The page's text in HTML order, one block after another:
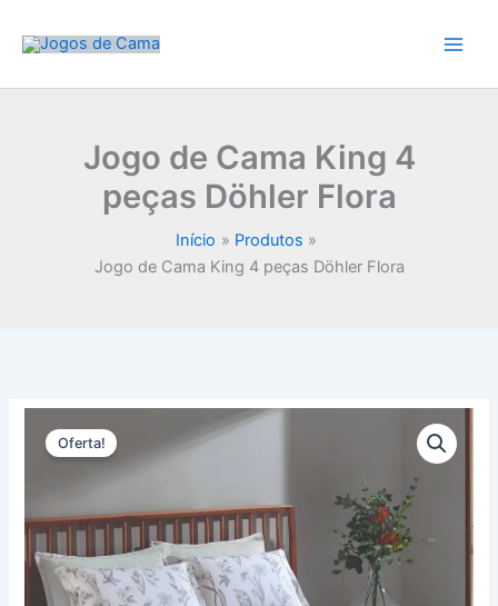
para
conteúdo
Jogo de Cama King 4
peças Döhler Flora
Início
Produtos
Jogo de Cama King 4 peças Döhler Flora
Oferta!